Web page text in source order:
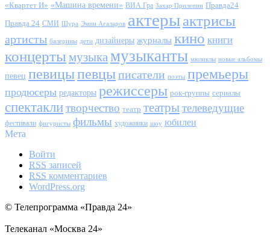
«Квартет И» «Машина времени» ВИА Гра Захар Прилепин Правда24
Правда 24 СМИ Шура Эмин Агаларов актерыактрисы
артисты балерины дети дизайнеры журналы кино книги
концерты музыкамузыканты мюзиклы новые альбомы
певец певицыпевцыписатели поэты премьеры
продюсеры редакторы режиссеры рок-группы сериалы
спектаклитворчество театр театрытелеведущие
фестивали фигуристы фильмы художники шоу юбилеи
Мета
Войти
RSS записей
RSS комментариев
WordPress.org
© Телепрограмма «Правда 24»
Телеканал «Москва 24»